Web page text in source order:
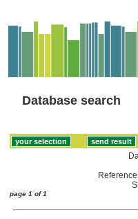
Database search
page 1 of 1